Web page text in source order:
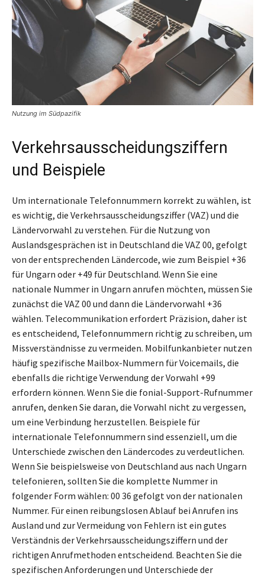
Nutzung im Südpazifik
Verkehrsausscheidungsziffern
und Beispiele
Um internationale Telefonnummern korrekt zu wählen, ist
es wichtig, die Verkehrsausscheidungsziffer (VAZ) und die
Ländervorwahl zu verstehen. Für die Nutzung von
Auslandsgesprächen ist in Deutschland die VAZ 00, gefolgt
von der entsprechenden Ländercode, wie zum Beispiel +36
für Ungarn oder +49 für Deutschland. Wenn Sie eine
nationale Nummer in Ungarn anrufen möchten, müssen Sie
zunächst die VAZ 00 und dann die Ländervorwahl +36
wählen. Telecommunikation erfordert Präzision, daher ist
es entscheidend, Telefonnummern richtig zu schreiben, um
Missverständnisse zu vermeiden. Mobilfunkanbieter nutzen
häufig spezifische Mailbox-Nummern für Voicemails, die
ebenfalls die richtige Verwendung der Vorwahl +99
erfordern können. Wenn Sie die fonial-Support-Rufnummer
anrufen, denken Sie daran, die Vorwahl nicht zu vergessen,
um eine Verbindung herzustellen. Beispiele für
internationale Telefonnummern sind essenziell, um die
Unterschiede zwischen den Ländercodes zu verdeutlichen.
Wenn Sie beispielsweise von Deutschland aus nach Ungarn
telefonieren, sollten Sie die komplette Nummer in
folgender Form wählen: 00 36 gefolgt von der nationalen
Nummer. Für einen reibungslosen Ablauf bei Anrufen ins
Ausland und zur Vermeidung von Fehlern ist ein gutes
Verständnis der Verkehrsausscheidungsziffern und der
richtigen Anrufmethoden entscheidend. Beachten Sie die
spezifischen Anforderungen und Unterschiede der